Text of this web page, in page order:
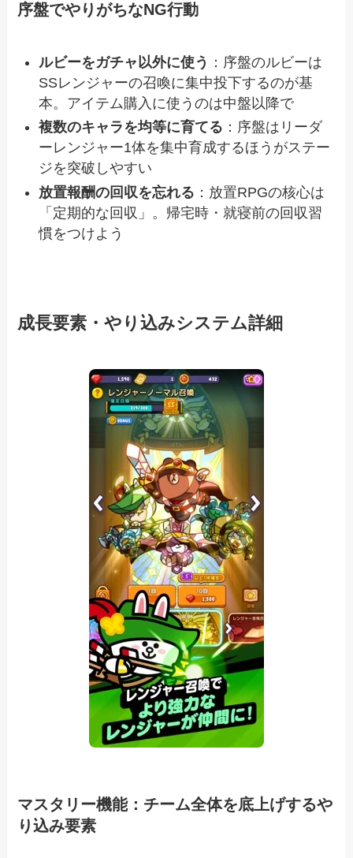
序盤でやりがちなNG行動
ルビーをガチャ以外に使う ：序盤のルビーは
SSレンジャーの召喚に集中投下するのが基
本。アイテム購入に使うのは中盤以降で
複数のキャラを均等に育てる ：序盤はリーダ
ーレンジャー1体を集中育成するほうがステー
ジを突破しやすい
放置報酬の回収を忘れる ：放置RPGの核心は
「定期的な回収」。帰宅時・就寝前の回収習
慣をつけよう
成長要素・やり込みシステム詳細
マスタリー機能：チーム全体を底上げするや
り込み要素